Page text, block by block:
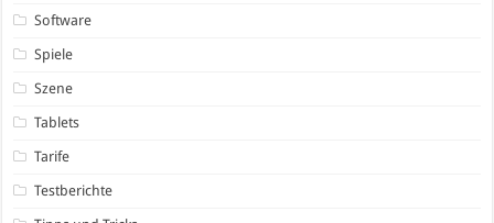
Software
Spiele
Szene
Tablets
Tarife
Testberichte